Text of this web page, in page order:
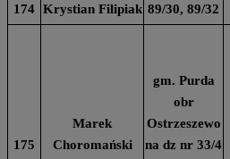
174 Krystian Filipiak 89/30, 89/32
175
Marek
Choromański
gm. Purda
obr
Ostrzeszewo
na dz nr 33/4